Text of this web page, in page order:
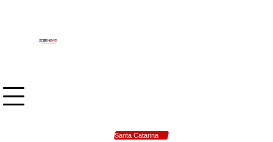
Santa Catarina